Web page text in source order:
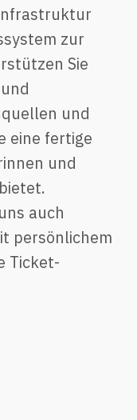
zur
Sie
und
eine fertige
und
auch
persönlichem
Ticket-